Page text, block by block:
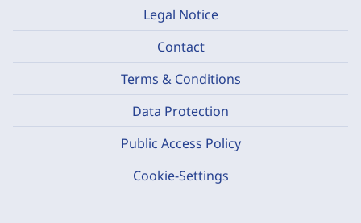
Legal Notice
Contact
Terms & Conditions
Data Protection
Public Access Policy
Cookie-Settings